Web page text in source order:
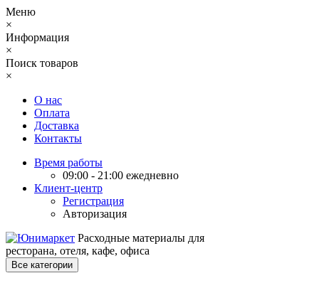
Меню
×
Информация
×
Поиск товаров
×
О нас
Оплата
Доставка
Контакты
Время работы
09:00 - 21:00 ежедневно
Клиент-центр
Регистрация
Авторизация
Расходные материалы для
ресторана, отеля, кафе, офиса
Все категории